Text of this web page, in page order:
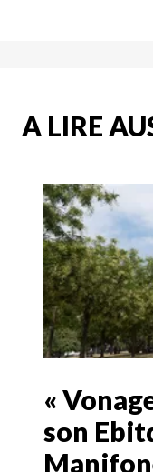
A LIRE
«
son